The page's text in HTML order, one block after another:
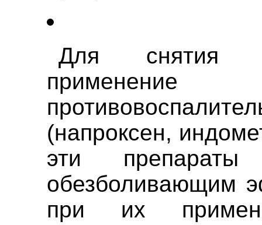
Для снятия
(напроксен,
эти
обезболивающим
при их